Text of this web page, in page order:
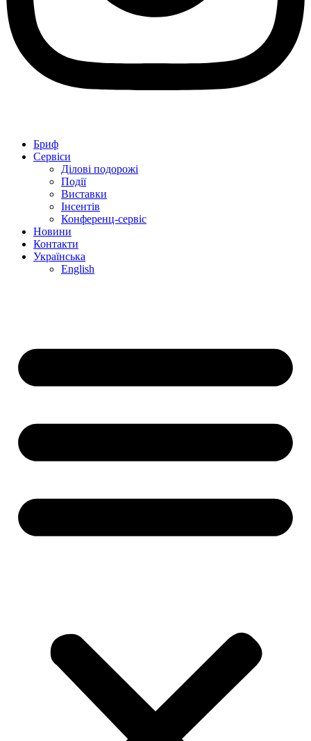
Бриф
Сервіси
Ділові подорожі
Події
Виставки
Інсентів
Конференц-сервіс
Новини
Контакти
Українська
English